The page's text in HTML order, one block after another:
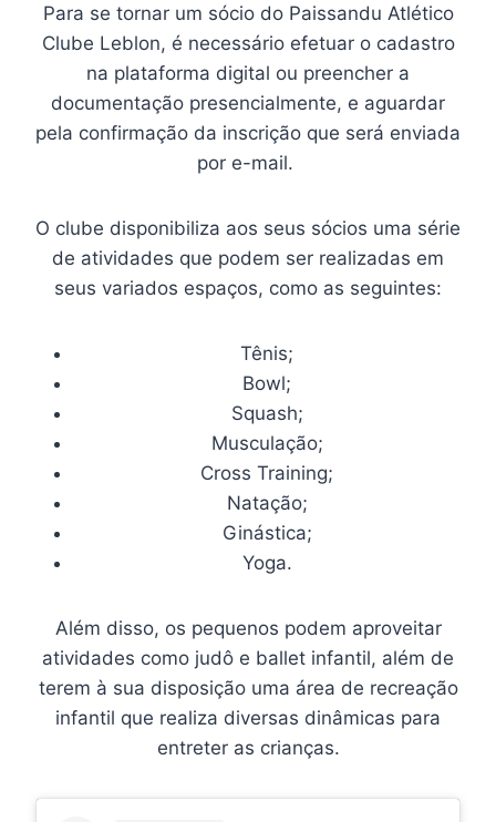
Para se tornar um sócio do Paissandu Atlético
Clube Leblon, é necessário efetuar o cadastro
na plataforma digital ou preencher a
documentação presencialmente, e aguardar
pela confirmação da inscrição que será enviada
por e-mail.
O clube disponibiliza aos seus sócios uma série
de atividades que podem ser realizadas em
seus variados espaços, como as seguintes:
Tênis;
Bowl;
Squash;
Musculação;
Cross Training;
Natação;
Ginástica;
Yoga.
Além disso, os pequenos podem aproveitar
atividades como judô e ballet infantil, além de
terem à sua disposição uma área de recreação
infantil que realiza diversas dinâmicas para
entreter as crianças.